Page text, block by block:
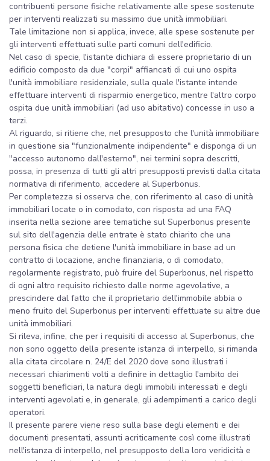
contribuenti persone fisiche relativamente alle spese sostenute
per interventi realizzati su massimo due unità immobiliari.
Tale limitazione non si applica, invece, alle spese sostenute per
gli interventi effettuati sulle parti comuni dell'edificio.
Nel caso di specie, l'istante dichiara di essere proprietario di un
edificio composto da due "corpi" affiancati di cui uno ospita
l'unità immobiliare residenziale, sulla quale l'istante intende
effettuare interventi di risparmio energetico, mentre l'altro corpo
ospita due unità immobiliari (ad uso abitativo) concesse in uso a
terzi.
Al riguardo, si ritiene che, nel presupposto che l'unità immobiliare
in questione sia "funzionalmente indipendente" e disponga di un
"accesso autonomo dall'esterno", nei termini sopra descritti,
possa, in presenza di tutti gli altri presupposti previsti dalla citata
normativa di riferimento, accedere al Superbonus.
Per completezza si osserva che, con riferimento al caso di unità
immobiliari locate o in comodato, con risposta ad una FAQ
inserita nella sezione aree tematiche sul Superbonus presente
sul sito dell'agenzia delle entrate è stato chiarito che una
persona fisica che detiene l'unità immobiliare in base ad un
contratto di locazione, anche finanziaria, o di comodato,
regolarmente registrato, può fruire del Superbonus, nel rispetto
di ogni altro requisito richiesto dalle norme agevolative, a
prescindere dal fatto che il proprietario dell'immobile abbia o
meno fruito del Superbonus per interventi effettuate su altre due
unità immobiliari.
Si rileva, infine, che per i requisiti di accesso al Superbonus, che
non sono oggetto della presente istanza di interpello, si rimanda
alla citata circolare n. 24/E del 2020 dove sono illustrati i
necessari chiarimenti volti a definire in dettaglio l'ambito dei
soggetti beneficiari, la natura degli immobili interessati e degli
interventi agevolati e, in generale, gli adempimenti a carico degli
operatori.
Il presente parere viene reso sulla base degli elementi e dei
documenti presentati, assunti acriticamente così come illustrati
nell'istanza di interpello, nel presupposto della loro veridicità e